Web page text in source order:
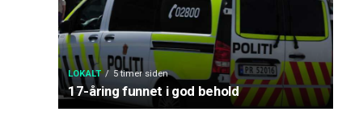
LOKALT 5 timer siden
17-åring funnet i god behold